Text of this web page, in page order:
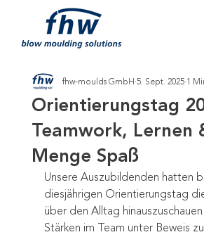
Orientierungstag
Teamwork, Lernen
Menge Spaß
fhw-moulds GmbH 5. Sept. 2025 1
Unsere Auszubildenden hatten
diesjährigen Orientierungstag
über den Alltag
Stärken im Team unter Beweis